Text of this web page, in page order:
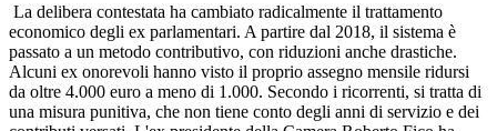
La delibera contestata ha cambiato radicalmente il trattamento
economico degli ex parlamentari. A partire dal 2018, il sistema è
passato a un metodo contributivo, con riduzioni anche drastiche.
Alcuni ex onorevoli hanno visto il proprio assegno mensile ridursi
da oltre 4.000 euro a meno di 1.000. Secondo i ricorrenti, si tratta di
una misura punitiva, che non tiene conto degli anni di servizio e dei